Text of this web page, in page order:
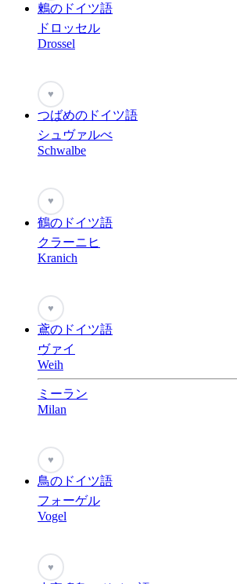
鶫のドイツ語
ドロッセル
Drossel
♥
つばめのドイツ語
シュヴァルべ
Schwalbe
♥
鶴のドイツ語
クラーニヒ
Kranich
♥
鳶のドイツ語
ヴァイ
Weih
ミーラン
Milan
♥
鳥のドイツ語
フォーゲル
Vogel
♥